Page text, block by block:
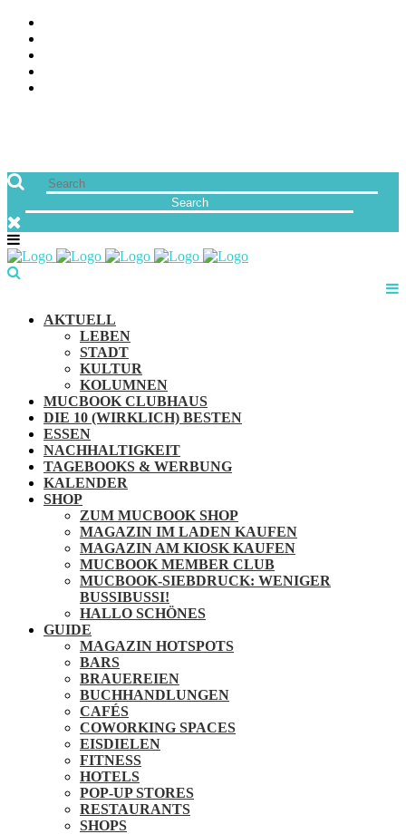
AKTUELL
LEBEN
STADT
KULTUR
KOLUMNEN
MUCBOOK CLUBHAUS
DIE 10 (WIRKLICH) BESTEN
ESSEN
NACHHALTIGKEIT
TAGEBOOKS & WERBUNG
KALENDER
SHOP
ZUM MUCBOOK SHOP
MAGAZIN IM LADEN KAUFEN
MAGAZIN AM KIOSK KAUFEN
MUCBOOK MEMBER CLUB
MUCBOOK-SIEBDRUCK: WENIGER
BUSSIBUSSI!
HALLO SCHÖNES
GUIDE
MAGAZIN HOTSPOTS
BARS
BRAUEREIEN
BUCHHANDLUNGEN
CAFÉS
COWORKING SPACES
EISDIELEN
FITNESS
HOTELS
POP-UP STORES
RESTAURANTS
SHOPS